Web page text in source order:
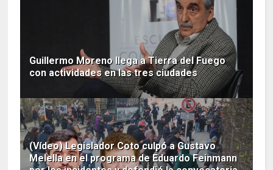
Guillermo Moreno llega a Tierra del Fuego
con actividades en las tres ciudades
(Vídeo) Legislador Coto culpó a Gustavo
Melella en el programa de Eduardo Feinmann